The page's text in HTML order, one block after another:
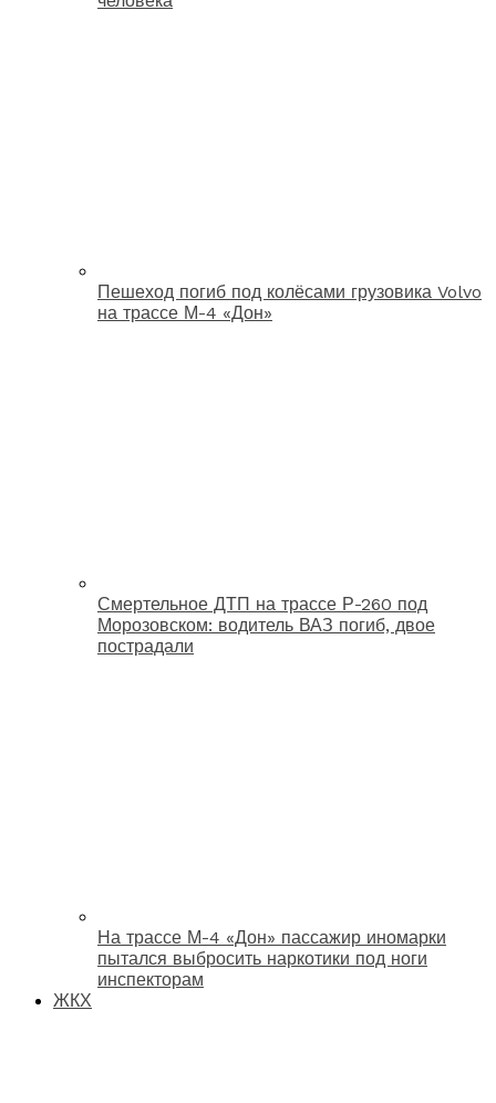
Пешеход погиб под колёсами грузовика Volvo
на трассе М-4 «Дон»
Смертельное ДТП на трассе Р-260 под
Морозовском: водитель ВАЗ погиб, двое
пострадали
На трассе М-4 «Дон» пассажир иномарки
пытался выбросить наркотики под ноги
инспекторам
ЖКХ